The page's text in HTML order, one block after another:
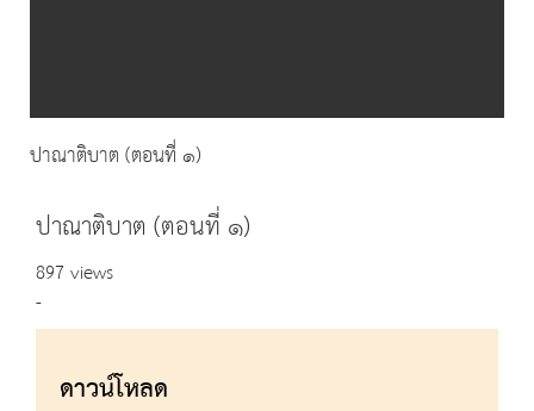
ปาณาติบาต (ตอนที่ ๑)
ปาณาติบาต (ตอนที่ ๑)
897 views
-
ดาวน์โหลด